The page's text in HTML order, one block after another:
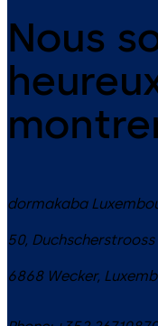
Nous
dormakaba
50, Duchscherstrooss
6868 Wecker,